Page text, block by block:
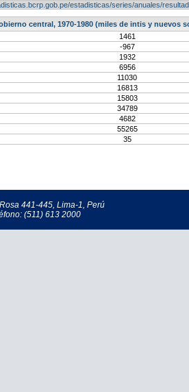
estadisticas/series/anuales/
central, 1970-1980 (miles de intis y nuevos
1461
-967
1932
6956
11030
16813
15803
34789
4682
55265
35
441-445, Lima-1, Perú
(511) 613 2000